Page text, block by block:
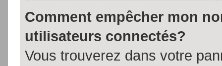
Comment empêcher mon
utilisateurs connectés?
Vous trouverez dans votre